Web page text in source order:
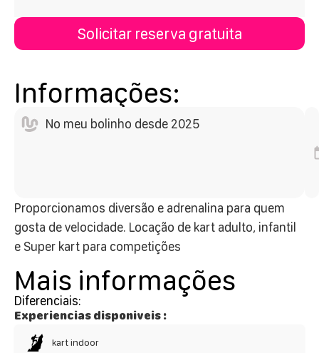
Solicitar reserva gratuita
Informações:
No meu bolinho desde 2025
Proporcionamos diversão e adrenalina para quem
gosta de velocidade. Locação de kart adulto, infantil
e Super kart para competições
Mais informações
Diferenciais:
Experiencias disponiveis :
kart indoor